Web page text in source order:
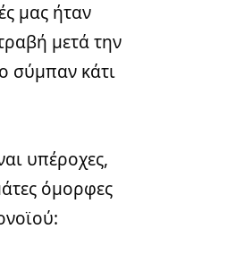
μας ήταν
μετά την
σύμπαν κάτι
υπέροχες,
όμορφες